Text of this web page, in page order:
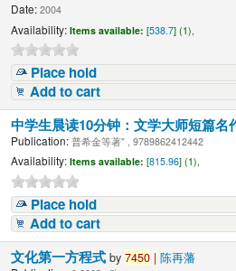
Date: 2004
Availability: Items available: [538.7] (1),
Place hold
Add to cart
中学生晨读10分钟：文学大师短篇
Publication: 普希金等著" , 9789862412442
Availability: Items available: [815.96] (1),
Place hold
Add to cart
文化第一方程式by7450 | 陈再藩